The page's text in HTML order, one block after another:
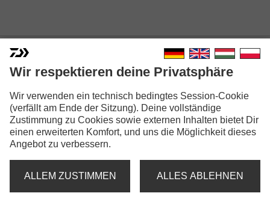
PROREX SWIFT CRANK 250
CRANKBAIT
Wir respektieren deine Privatsphäre
Wir verwenden ein technisch bedingtes Session-Cookie
(verfällt am Ende der Sitzung). Deine vollständige
Zustimmung zu Cookies sowie externen Inhalten bietet Dir
einen erweiterten Komfort, und uns die Möglichkeit dieses
Angebot zu verbessern.
ALLEM ZUSTIMMEN ALLES ABLEHNEN